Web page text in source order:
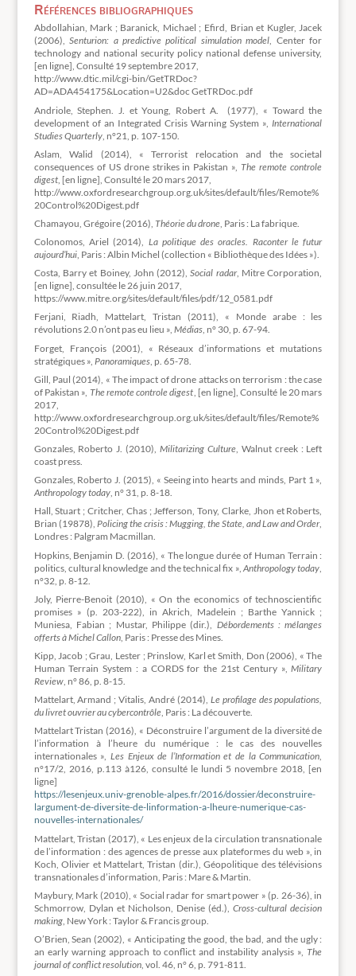
Références bibliographiques
Abdollahian, Mark ; Baranick, Michael ; Efird, Brian et Kugler, Jacek
(2006),Senturion: a predictive political simulation model, Center for
technology and national security policy national defense university,
[en ligne], Consulté 19 septembre 2017,
http://www.dtic.mil/cgi-bin/GetTRDoc?
AD=ADA454175&Location=U2&doc GetTRDoc.pdf
Andriole, Stephen. J. et Young, Robert A. (1977), « Toward the
development of an Integrated Crisis Warning System », International
Studies Quarterly, n°21, p. 107-150.
Aslam, Walid (2014), « Terrorist relocation and the societal
consequences of US drone strikes in Pakistan »,The remote controle
digest, [en ligne], Consulté le 20 mars 2017,
http://www.oxfordresearchgroup.org.uk/sites/default/files/Remote%
20Control%20Digest.pdf
Chamayou, Grégoire (2016), Théorie du drone, Paris : La fabrique.
Colonomos, Ariel (2014), La politique des oracles. Raconter le futur
aujourd’hui, Paris : Albin Michel (collection « Bibliothèque des Idées »).
Costa, Barry et Boiney, John (2012),Social radar, Mitre Corporation,
[en ligne], consultée le 26 juin 2017,
https://www.mitre.org/sites/default/files/pdf/12_0581.pdf
Ferjani, Riadh, Mattelart, Tristan (2011), « Monde arabe : les
révolutions 2.0 n’ont pas eu lieu », Médias, n° 30, p. 67-94.
Forget, François (2001), « Réseaux d’informations et mutations
stratégiques », Panoramiques, p. 65-78.
Gill, Paul (2014), « The impact of drone attacks on terrorism : the case
of Pakistan », The remote controle digest , [en ligne], Consulté le 20 mars
2017,
http://www.oxfordresearchgroup.org.uk/sites/default/files/Remote%
20Control%20Digest.pdf
Gonzales, Roberto J. (2010),Militarizing Culture, Walnut creek : Left
coast press.
Gonzales, Roberto J. (2015), « Seeing into hearts and minds, Part 1 »,
Anthropology today, n° 31, p. 8-18.
Hall, Stuart ; Critcher, Chas ; Jefferson, Tony, Clarke, Jhon et Roberts,
Brian (19878), Policing the crisis :Mugging, the State, and Law and Order,
Londres : Palgram Macmillan.
Hopkins, Benjamin D. (2016), « The longue durée of Human Terrain :
politics, cultural knowledge and the technical fix »,Anthropology today
n°32, p. 8-12.
Joly, Pierre-Benoit (2010), « On the economics of technoscientific
promises » (p. 203-222), in Akrich, Madelein ; Barthe Yannick ;
Muniesa, Fabian ; Mustar, Philippe (dir.), Débordements : mélanges
offerts à Michel Callon, Paris : Presse des Mines.
Kipp, Jacob ; Grau, Lester ; Prinslow, Karl et Smith, Don (2006), « The
Human Terrain System : a CORDS for the 21st Century »,Military
Review, n° 86, p. 8-15.
Mattelart, Armand ; Vitalis, André (2014), Le profilage des populations,
du livret ouvrier au cybercontrôle, Paris : La découverte.
Mattelart Tristan (2016), « Déconstruire l’argument de la diversité de
l’information à l’heure du numérique : le cas des nouvelles
internationales », Les Enjeux de l’Information et de la Communication,
n°17/2, 2016, p.113 à126, consulté le lundi 5 novembre 2018, [en
ligne]
https://lesenjeux.univ-grenoble-alpes.fr/2016/dossier/deconstruire-
largument-de-diversite-de-linformation-a-lheure-numerique-cas-
nouvelles-internationales/
Mattelart, Tristan (2017), « Les enjeux de la circulation transnationale
de l’information : des agences de presse aux plateformes du web », in
Koch, Olivier et Mattelart, Tristan (dir.), Géopolitique des télévisions
transnationales d’information, Paris : Mare & Martin.
Maybury, Mark (2010), « Social radar for smart power » (p. 26-36), in
Schmorrow, Dylan et Nicholson, Denise (éd.),Cross-cultural decision
making, New York : Taylor & Francis group.
O’Brien, Sean (2002), « Anticipating the good, the bad, and the ugly :
an early warning approach to conflict and instability analysis »,The
journal of conflict resolution, vol. 46, n° 6, p. 791-811.